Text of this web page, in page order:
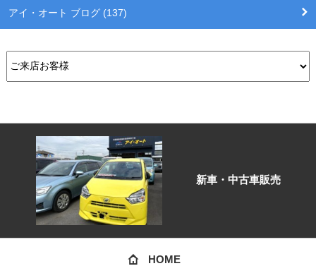
アイ・オート ブログ (137)
新車・中古車販売
HOME